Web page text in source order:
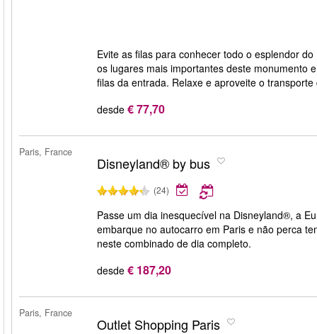
Evite as filas para conhecer todo o esplendor
os lugares mais importantes deste monumento
filas da entrada. Relaxe e aproveite o
desde € 77,70
Paris, France
Disneyland® by bus
(24)
Passe um dia inesquecível na Disneyland®, a
embarque no autocarro em Paris e não perca
neste combinado de dia completo.
desde € 187,20
Paris, France
Outlet Shopping Paris